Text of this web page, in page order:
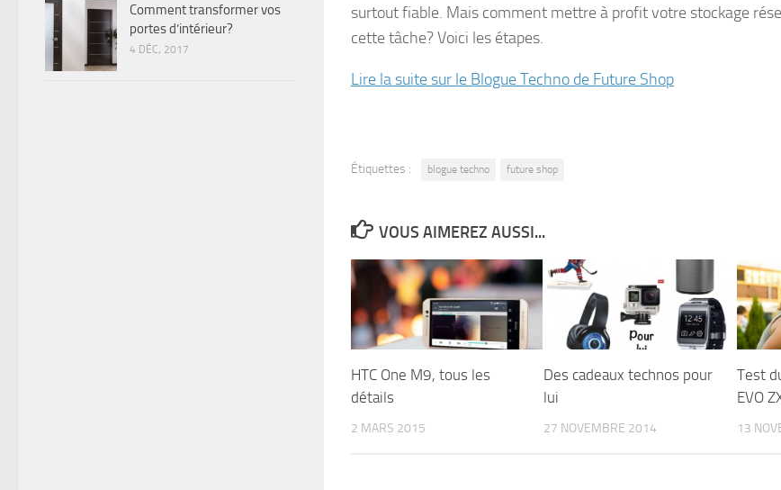
surtout fiable. Mais comment mettre à profit votre stockage
cette tâche? Voici les étapes.
Lire la suite sur le Blogue Techno de Future Shop
Étiquettes : blogue techno future shop
VOUS AIMEREZ AUSSI...
HTC One M9, tous les
détails
2 MARS 2015
Des cadeaux technos pour
lui
27 NOVEMBRE 2014
Test
EVO
13
Comment transformer vos
portes d’intérieur?
4 DÉC, 2017